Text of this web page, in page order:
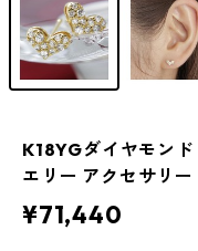
K18YGダイヤモン
エリー アクセサリ
¥71,440